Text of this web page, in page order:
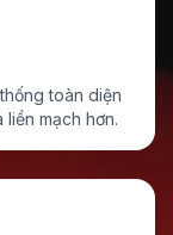
toàn diện
mạch hơn.